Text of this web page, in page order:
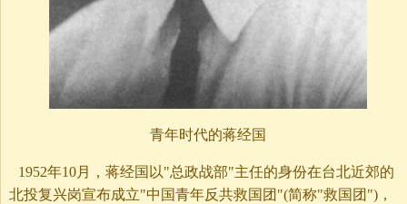
青年时代的蒋经国
1952年10月，蒋经国以"总政战部"主任的身份在台北近郊的
北投复兴岗宣布成立"中国青年反共救国团"(简称"救国团")，